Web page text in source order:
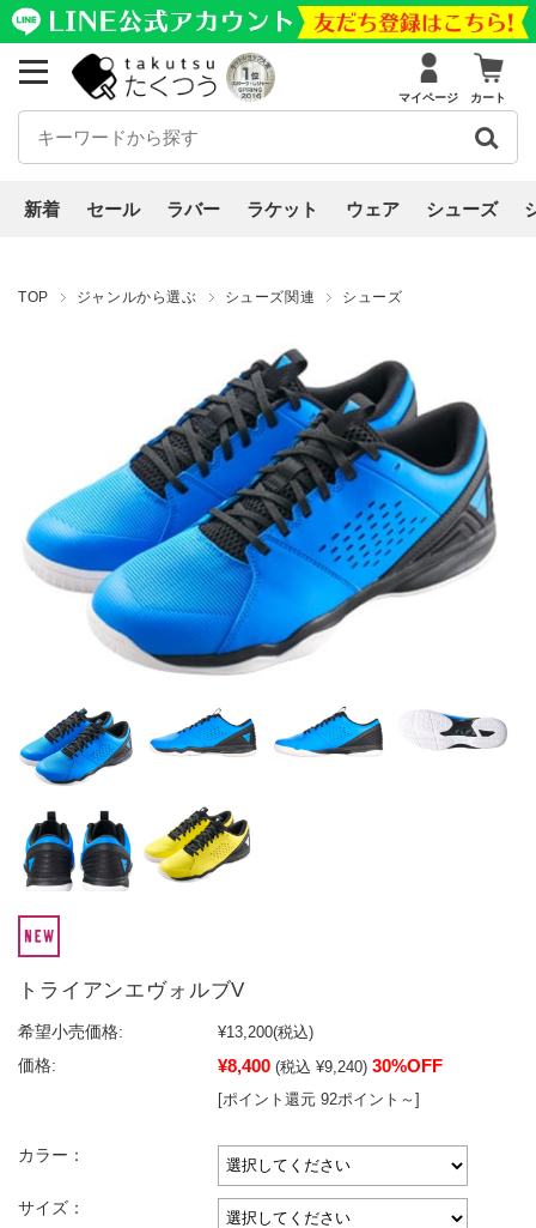
マイページ カート
新着 セール ラバー ラケット ウェア シューズ
TOP ジャンルから選ぶ シューズ関連 シューズ
トライアンエヴォルブV
希望小売価格: ¥13,200(税込)
価格:
¥8,400 (税込 ¥9,240) 30%OFF
[ポイント還元 92ポイント～]
カラー：
サイズ：